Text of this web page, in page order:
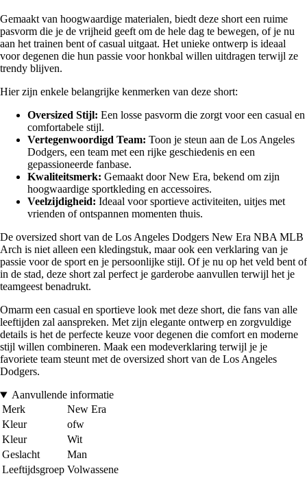
Gemaakt van hoogwaardige materialen, biedt deze short een ruime
pasvorm die je de vrijheid geeft om de hele dag te bewegen, of je nu
aan het trainen bent of casual uitgaat. Het unieke ontwerp is ideaal
voor degenen die hun passie voor honkbal willen uitdragen terwijl ze
trendy blijven.
Hier zijn enkele belangrijke kenmerken van deze short:
Oversized Stijl: Een losse pasvorm die zorgt voor een casual en
comfortabele stijl.
Vertegenwoordigd Team: Toon je steun aan de Los Angeles
Dodgers, een team met een rijke geschiedenis en een
gepassioneerde fanbase.
Kwaliteitsmerk: Gemaakt door New Era, bekend om zijn
hoogwaardige sportkleding en accessoires.
Veelzijdigheid: Ideaal voor sportieve activiteiten, uitjes met
vrienden of ontspannen momenten thuis.
De oversized short van de Los Angeles Dodgers New Era NBA MLB
Arch is niet alleen een kledingstuk, maar ook een verklaring van je
passie voor de sport en je persoonlijke stijl. Of je nu op het veld bent of
in de stad, deze short zal perfect je garderobe aanvullen terwijl het je
teamgeest benadrukt.
Omarm een casual en sportieve look met deze short, die fans van alle
leeftijden zal aanspreken. Met zijn elegante ontwerp en zorgvuldige
details is het de perfecte keuze voor degenen die comfort en moderne
stijl willen combineren. Maak een modeverklaring terwijl je je
favoriete team steunt met de oversized short van de Los Angeles
Dodgers.
Aanvullende informatie
Merk
New Era
Kleur
ofw
Kleur
Wit
Geslacht
Man
Leeftijdsgroep Volwassene